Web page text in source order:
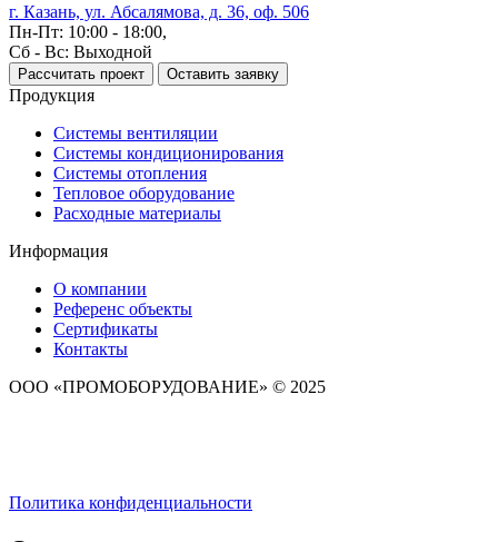
г. Казань, ул. Абсалямова, д. 36, оф. 506
Пн-Пт: 10:00 - 18:00,
Сб - Вс: Выходной
Рассчитать проект Оставить заявку
Продукция
Системы вентиляции
Системы кондиционирования
Системы отопления
Тепловое оборудование
Расходные материалы
Информация
О компании
Референс объекты
Сертификаты
Контакты
ООО «ПРОМОБОРУДОВАНИЕ» © 2025
Политика конфиденциальности